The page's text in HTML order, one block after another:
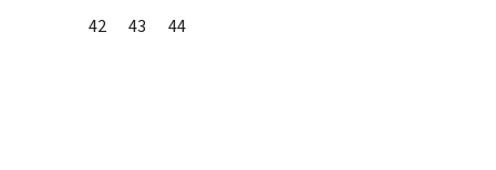
42 43 44